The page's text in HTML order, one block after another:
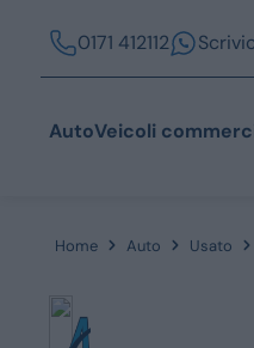
0171 412112
AutoVeicoli
Home Auto Usato